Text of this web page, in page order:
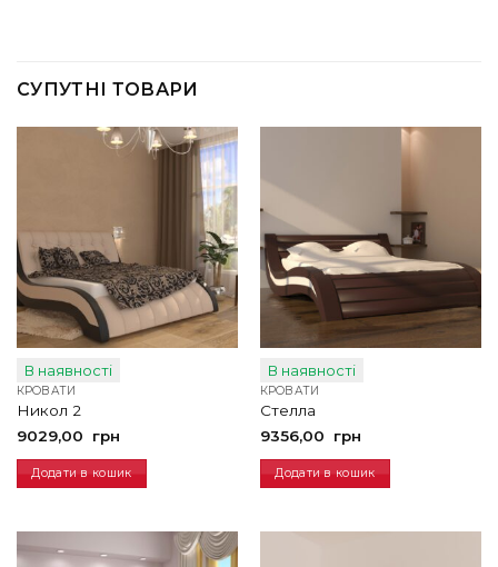
СУПУТНІ ТОВАРИ
В наявності
КРОВАТИ
Никол 2
9029,00
грн
Додати в кошик
В наявності
КРОВАТИ
Стелла
9356,00
грн
Додати в кошик